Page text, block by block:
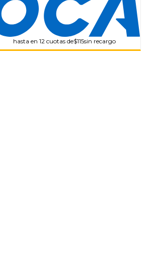
hasta en 12 cuotas de$115sin recargo